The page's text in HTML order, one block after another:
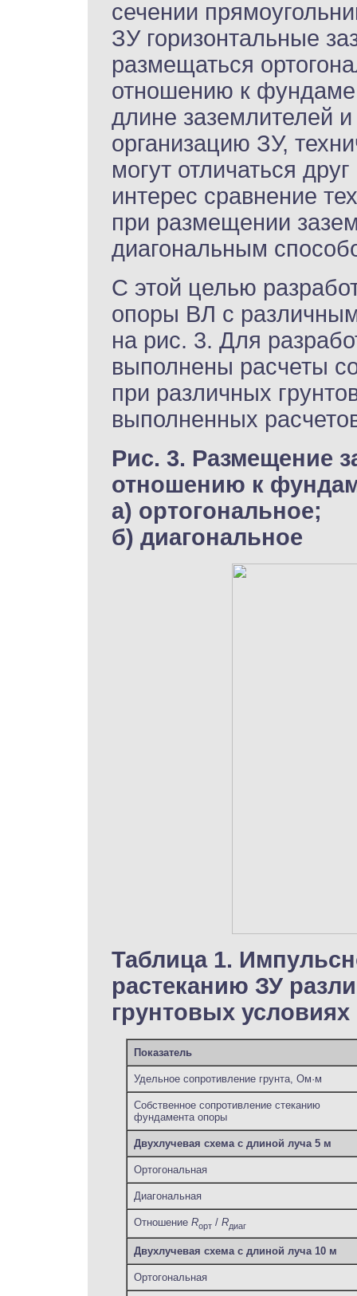
сечении
ЗУ горизонтальные
размещаться
отношению к
длине заземлителей
организацию ЗУ,
могут отличаться
интерес сравнение
при размещении
диагональным
С этой целью
опоры ВЛ с
на рис. 3. Для
выполнены расчеты
при различных
выполненных
Рис. 3. Размещение
отношению к
а) ортогональное;
б) диагональное
Таблица 1.
растеканию ЗУ
грунтовых условиях
Показатель
Удельное сопротивление грунта, Ом·м
Собственное сопротивление стеканию
фундамента опоры
Двухлучевая схема с длиной луча 5 м
Ортогональная
Диагональная
Отношение Rорт/ Rдиаг
Двухлучевая схема с длиной луча 10 м
Ортогональная